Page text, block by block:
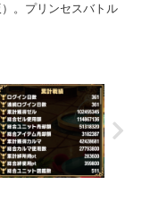
。プリンセスバトル